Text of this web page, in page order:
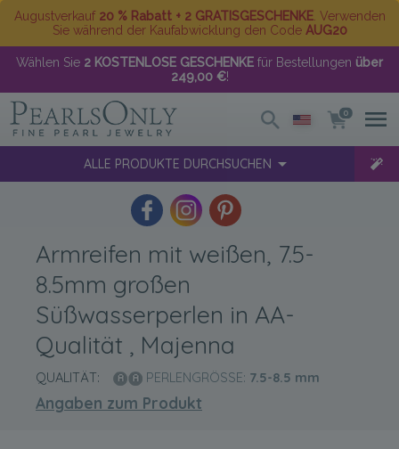
Augustverkauf 20 % Rabatt + 2 GRATISGESCHENKE. Verwenden
Sie während der Kaufabwicklung den Code AUG20
Wählen Sie 2 KOSTENLOSE GESCHENKE für Bestellungen über
249,00 €!
0
ALLE PRODUKTE DURCHSUCHEN
Armreifen mit weißen, 7.5-
8.5mm großen
Süßwasserperlen in AA-
Qualität , Majenna
QUALITÄT: PERLENGRÖSSE: 7.5-8.5 mm
Angaben zum Produkt